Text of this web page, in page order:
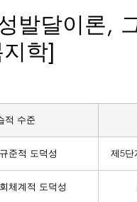
발달이론,
학]
적 수준
준적 도덕성 제5단
체계적 도덕성